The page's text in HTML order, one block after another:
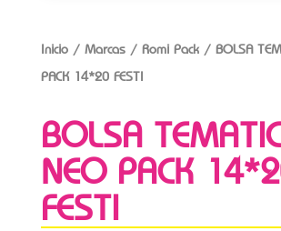
Inicio/ Marcas/ Romi Pack/ BOLSA
PACK 14*20 FESTI
BOLSA
NEO PACK
FESTI